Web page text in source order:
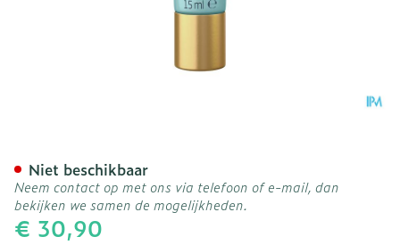
€ 30,90
Niet beschikbaar
Neem contact op met ons via telefoon of e-mail, dan
bekijken we samen de mogelijkheden.